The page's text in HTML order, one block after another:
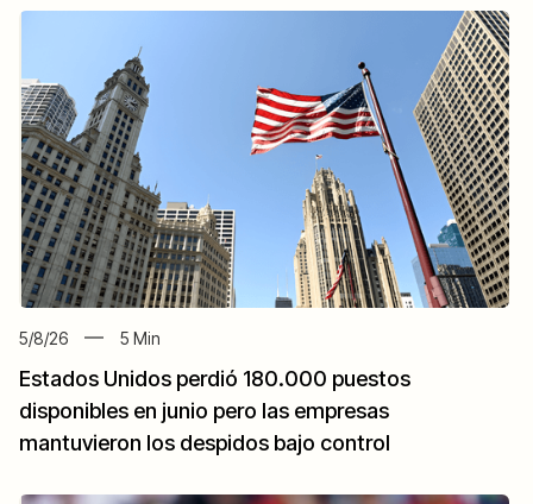
5/8/26 5 Min
Estados Unidos perdió 180.000 puestos
disponibles en junio pero las empresas
mantuvieron los despidos bajo control